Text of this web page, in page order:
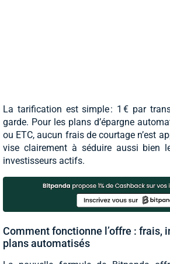
La tarification est simple : 1 € par
garde. Pour les plans d’épargne
ou ETC, aucun frais de courtage n’est
vise clairement à séduire aussi bien
investisseurs actifs.
Comment fonctionne l’offre : frais,
plans automatisés